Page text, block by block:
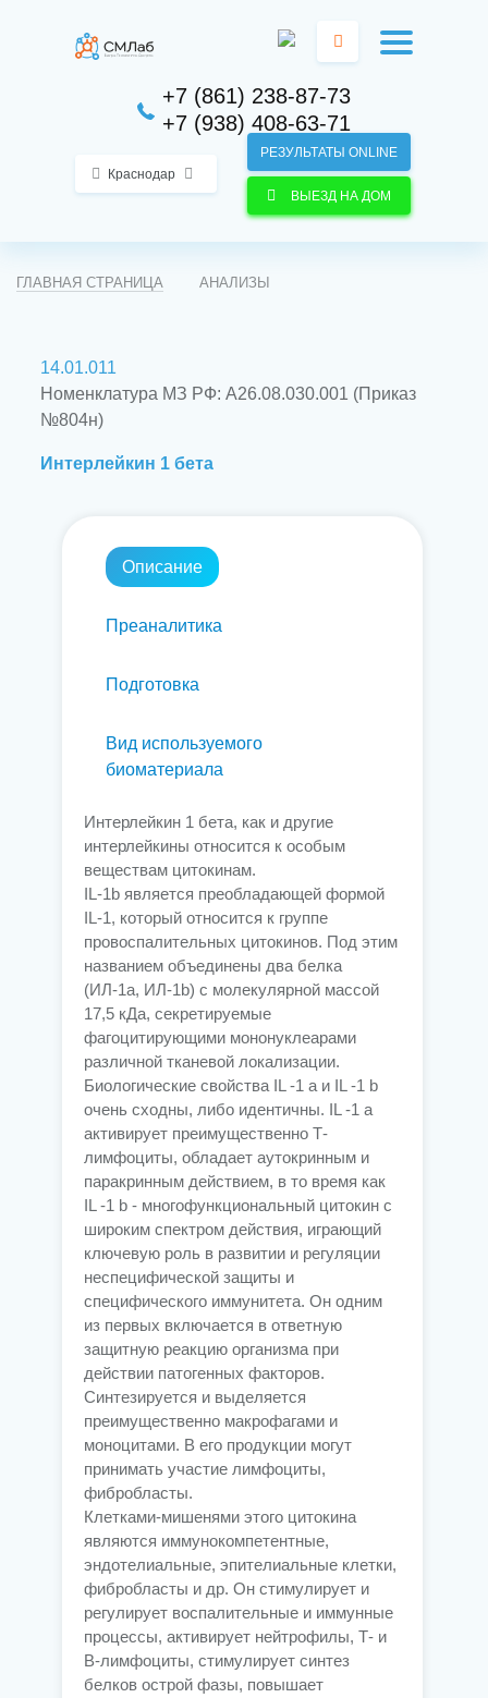
Краснодар
РЕЗУЛЬТАТЫ ONLINE
ВЫЕЗД НА ДОМ
+7 (861) 238-87-73
+7 (938) 408-63-71
ГЛАВНАЯ СТРАНИЦА АНАЛИЗЫ
14.01.011
Номенклатура МЗ РФ: A26.08.030.001 (Приказ
№804н)
Интерлейкин 1 бета
Описание
Преаналитика
Подготовка
Вид используемого
биоматериала
Интерлейкин 1 бета, как и другие
интерлейкины относится к особым
веществам цитокинам.
IL-1b является преобладающей формой
IL-1, который относится к группе
провоспалительных цитокинов. Под этим
названием объединены два белка
(ИЛ-1a, ИЛ-1b) с молекулярной массой
17,5 кДа, секретируемые
фагоцитирующими мононуклеарами
различной тканевой локализации.
Биологические свойства IL -1 a и IL -1 b
очень сходны, либо идентичны. IL -1 a
активирует преимущественно Т-
лимфоциты, обладает аутокринным и
паракринным действием, в то время как
IL -1 b - многофункциональный цитокин с
широким спектром действия, играющий
ключевую роль в развитии и регуляции
неспецифической защиты и
специфического иммунитета. Он одним
из первых включается в ответную
защитную реакцию организма при
действии патогенных факторов.
Синтезируется и выделяется
преимущественно макрофагами и
моноцитами. В его продукции могут
принимать участие лимфоциты,
фибробласты.
Клетками-мишенями этого цитокина
являются иммунокомпетентные,
эндотелиальные, эпителиальные клетки,
фибробласты и др. Он стимулирует и
регулирует воспалительные и иммунные
процессы, активирует нейтрофилы, Т- и
В-лимфоциты, стимулирует синтез
белков острой фазы, повышает